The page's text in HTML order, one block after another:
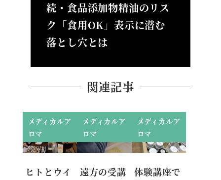
続・食品添加物精油のリス
ク「食用OK」表示に潜む
落とし穴とは
関連記事
メディカルア
ロマ
ヒトとウイ
メディカルア
ロマ
遠方の受講
メディカルア
ロマ
体験講座で